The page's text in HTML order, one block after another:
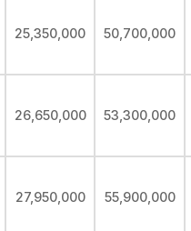
25,350,000 50,700,000
26,650,000 53,300,000
27,950,000 55,900,000